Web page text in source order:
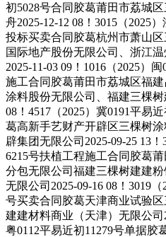
初5028号合同胶葛莆田市荔城
舟2025-12-12 08！3015（2025
投标买卖合同胶葛杭州市萧山
国际地产股份无限公司、浙江
2025-11-03 09！1016（2025）
施工合同胶葛莆田市荔城区福
涂料股份无限公司、福建三棵树
08！4517（2025）冀0191平易
葛高新手艺财产开辟区三棵树
辟集团无限公司2025-09-25 13
6215号扶植工程施工合同胶葛
分包无限公司福建三棵树建建
无限公司2025-09-16 08！3019
号买卖合同胶葛天津商业试验
建建材料商业（天津）无限公司
粤0112平易近初11279号单据胶